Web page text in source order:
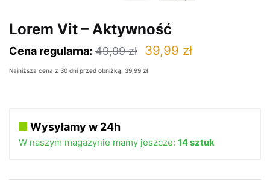
Lorem Vit – Aktywność
Cena regularna: 49,99zł
Pierwotna
39,99 złAktualna
Najniższa cena z 30 dni przed obniżką: 39,99 zł
Wysyłamy w 24h
W naszym magazynie mamy jeszcze: 14 sztuk